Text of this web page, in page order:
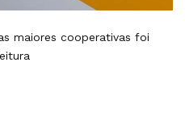
maiores cooperativas foi